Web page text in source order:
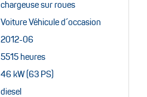
chargeuse sur roues
Voiture Véhicule d´occasion
2012-06
5515 heures
46 kW (63 PS)
diesel